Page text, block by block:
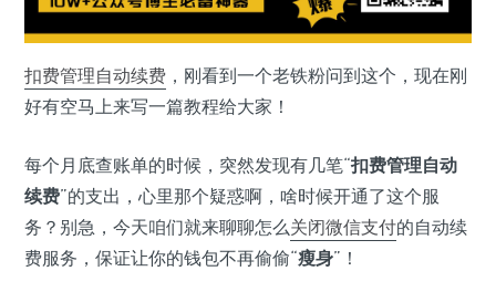
扣费管理自动续费 ，刚看到一个老铁粉问到这个，现在刚
好有空马上来写一篇教程给大家！
每个月底查账单的时候，突然发现有几笔“扣费管理自动
续费”的支出，心里那个疑惑啊，啥时候开通了这个服
务？别急，今天咱们就来聊聊怎么关闭微信支付的自动续
费服务，保证让你的钱包不再偷偷“瘦身”！